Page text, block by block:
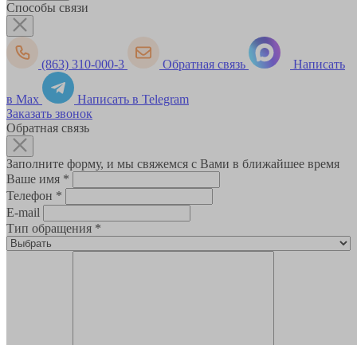
Способы связи
(863) 310-000-3 Обратная связь Написать
в Max
Написать в Telegram
Заказать звонок
Обратная связь
Заполните форму, и мы свяжемся с Вами в ближайшее время
Ваше имя *
Телефон *
E-mail
Тип обращения *